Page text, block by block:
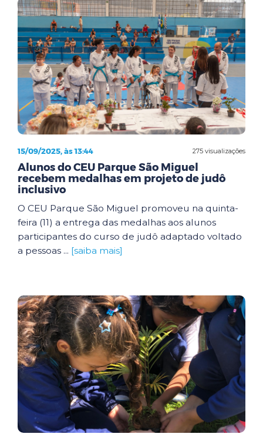
275 visualizações
15/09/2025, às 13:44
Alunos do CEU Parque São Miguel
recebem medalhas em projeto de judô
inclusivo
O CEU Parque São Miguel promoveu na quinta-
feira (11) a entrega das medalhas aos alunos
participantes do curso de judô adaptado voltado
a pessoas ... [saiba mais]